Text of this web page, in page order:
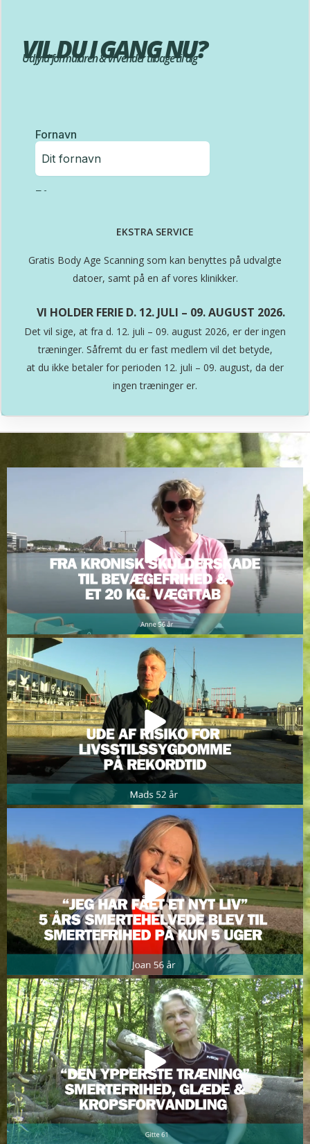
VIL DU I GANG NU?
Udfyld formularen & vi vender tilbage til dig
EKSTRA SERVICE
Gratis Body Age Scanning som kan benyttes på udvalgte
datoer, samt på en af vores klinikker.
VI HOLDER FERIE D. 12. JULI – 09. AUGUST 2026.
Det vil sige, at fra d. 12. juli – 09. august 2026, er der ingen
træninger. Såfremt du er fast medlem vil det betyde,
at du ikke betaler for perioden 12. juli – 09. august, da der
ingen træninger er.